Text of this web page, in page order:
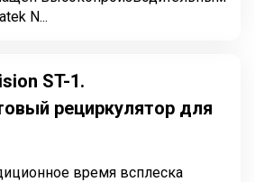
процессором Novatek N...
ST-1.
рециркулятор для
время всплеска